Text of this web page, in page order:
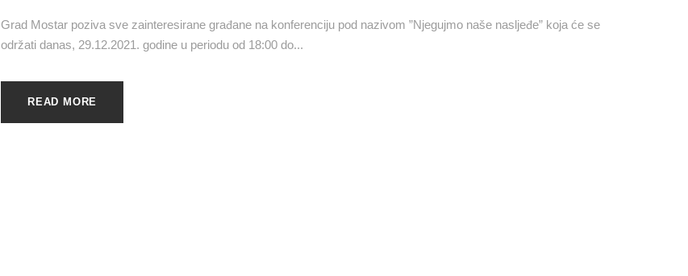
Grad Mostar poziva sve zainteresirane građane na konferenciju pod nazivom ”Njegujmo naše nasljeđe” koja će se
održati danas, 29.12.2021. godine u periodu od 18:00 do...
READ MORE